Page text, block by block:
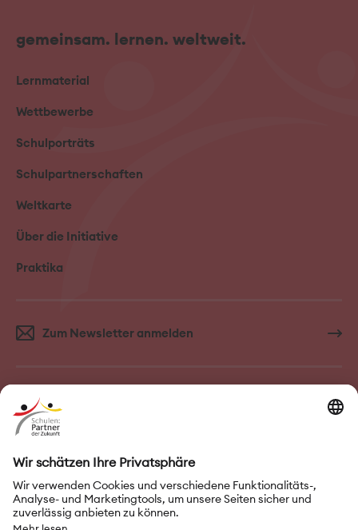
gemeinsam. lernen. weltweit.
Lernmaterial
Wettbewerbe
Schulporträts
Schulpartnerschaften
Weltkarte
Über die Initiative
Praktika
Zum Newsletter anmelden
FAQ–Häufige Fragen Kontakt
Nutzungsbedingungen
Datenschutz
Privatsphäre-Einstellungen